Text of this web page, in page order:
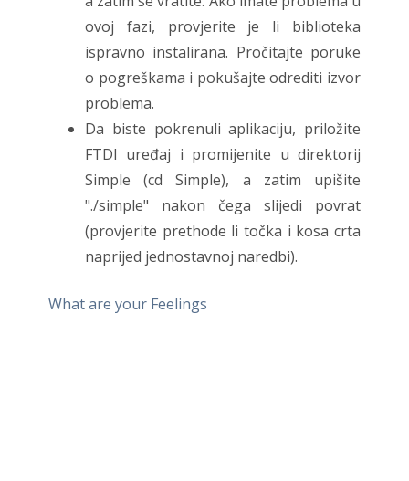
ovoj fazi, provjerite je li biblioteka
ispravno instalirana. Pročitajte poruke
o pogreškama i pokušajte odrediti izvor
problema.
Da biste pokrenuli aplikaciju, priložite
FTDI uređaj i promijenite u direktorij
Simple (cd Simple), a zatim upišite
"./simple" nakon čega slijedi povrat
(provjerite prethode li točka i kosa crta
naprijed jednostavnoj naredbi).
What are your Feelings